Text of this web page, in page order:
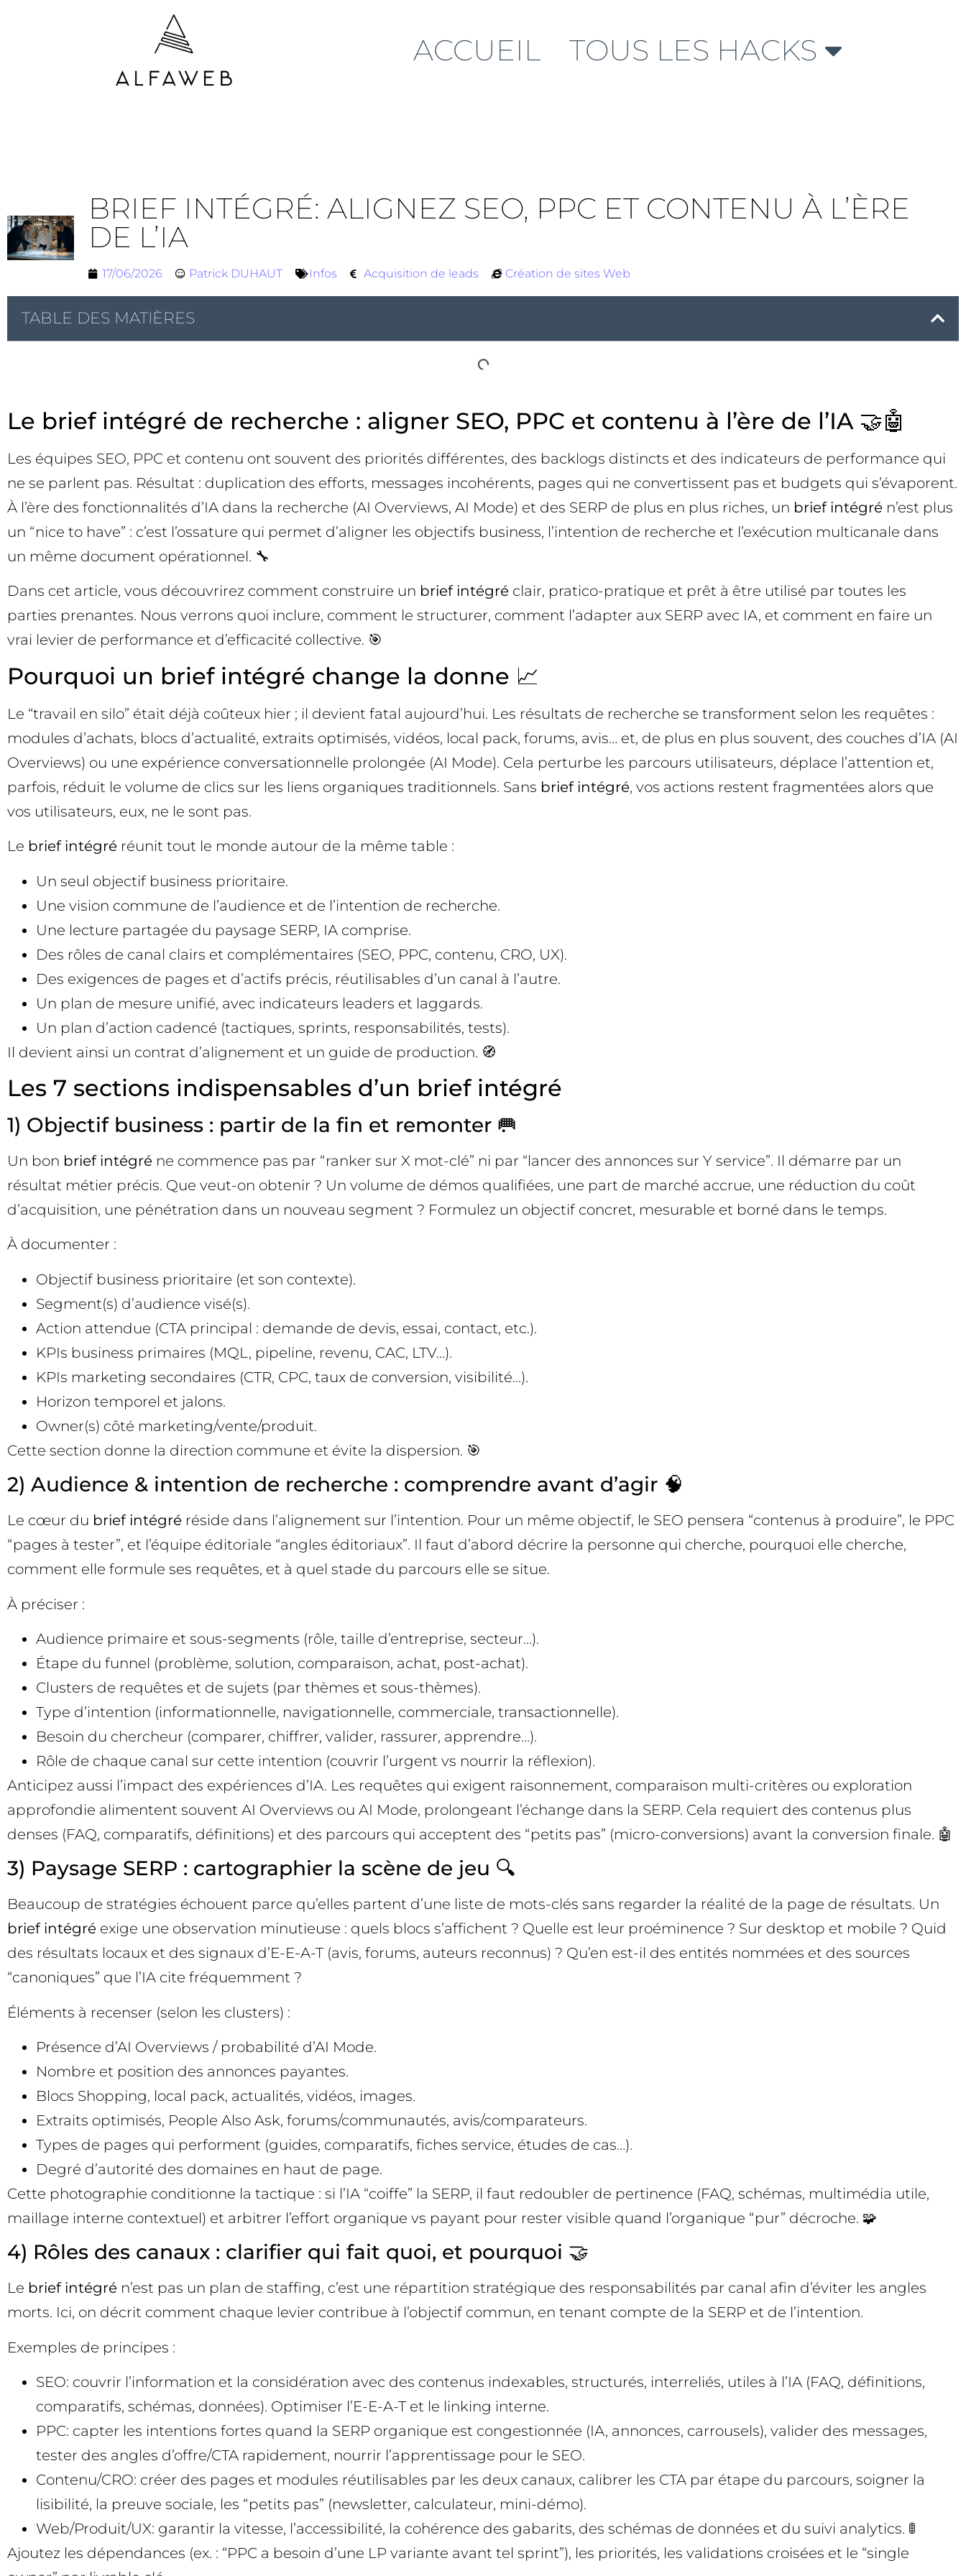
ACCUEIL TOUS LES HACKS
BRIEF INTÉGRÉ: ALIGNEZ SEO, PPC ET CONTENU À L’ÈRE
DE L’IA
17/06/2026 Patrick DUHAUT Infos Acquisition de leads Création de sites Web
TABLE DES MATIÈRES
Le brief intégré de recherche : aligner SEO, PPC et contenu à l’ère de l’IA 🤝🤖
Les équipes SEO, PPC et contenu ont souvent des priorités différentes, des backlogs distincts et des indicateurs de performance qui
ne se parlent pas. Résultat : duplication des efforts, messages incohérents, pages qui ne convertissent pas et budgets qui s’évaporent.
À l’ère des fonctionnalités d’IA dans la recherche (AI Overviews, AI Mode) et des SERP de plus en plus riches, un brief intégré n’est plus
un “nice to have” : c’est l’ossature qui permet d’aligner les objectifs business, l’intention de recherche et l’exécution multicanale dans
un même document opérationnel. 🔧
Dans cet article, vous découvrirez comment construire un brief intégré clair, pratico-pratique et prêt à être utilisé par toutes les
parties prenantes. Nous verrons quoi inclure, comment le structurer, comment l’adapter aux SERP avec IA, et comment en faire un
vrai levier de performance et d’efficacité collective. 🎯
Pourquoi un brief intégré change la donne 📈
Le “travail en silo” était déjà coûteux hier ; il devient fatal aujourd’hui. Les résultats de recherche se transforment selon les requêtes :
modules d’achats, blocs d’actualité, extraits optimisés, vidéos, local pack, forums, avis… et, de plus en plus souvent, des couches d’IA (AI
Overviews) ou une expérience conversationnelle prolongée (AI Mode). Cela perturbe les parcours utilisateurs, déplace l’attention et,
parfois, réduit le volume de clics sur les liens organiques traditionnels. Sans brief intégré, vos actions restent fragmentées alors que
vos utilisateurs, eux, ne le sont pas.
Le brief intégré réunit tout le monde autour de la même table :
Un seul objectif business prioritaire.
Une vision commune de l’audience et de l’intention de recherche.
Une lecture partagée du paysage SERP, IA comprise.
Des rôles de canal clairs et complémentaires (SEO, PPC, contenu, CRO, UX).
Des exigences de pages et d’actifs précis, réutilisables d’un canal à l’autre.
Un plan de mesure unifié, avec indicateurs leaders et laggards.
Un plan d’action cadencé (tactiques, sprints, responsabilités, tests).
Il devient ainsi un contrat d’alignement et un guide de production. 🧭
Les 7 sections indispensables d’un brief intégré
1) Objectif business : partir de la fin et remonter 🥅
Un bon brief intégré ne commence pas par “ranker sur X mot-clé” ni par “lancer des annonces sur Y service”. Il démarre par un
résultat métier précis. Que veut-on obtenir ? Un volume de démos qualifiées, une part de marché accrue, une réduction du coût
d’acquisition, une pénétration dans un nouveau segment ? Formulez un objectif concret, mesurable et borné dans le temps.
À documenter :
Objectif business prioritaire (et son contexte).
Segment(s) d’audience visé(s).
Action attendue (CTA principal : demande de devis, essai, contact, etc.).
KPIs business primaires (MQL, pipeline, revenu, CAC, LTV…).
KPIs marketing secondaires (CTR, CPC, taux de conversion, visibilité…).
Horizon temporel et jalons.
Owner(s) côté marketing/vente/produit.
Cette section donne la direction commune et évite la dispersion. 🎯
2) Audience & intention de recherche : comprendre avant d’agir 🧠
Le cœur du brief intégré réside dans l’alignement sur l’intention. Pour un même objectif, le SEO pensera “contenus à produire”, le PPC
“pages à tester”, et l’équipe éditoriale “angles éditoriaux”. Il faut d’abord décrire la personne qui cherche, pourquoi elle cherche,
comment elle formule ses requêtes, et à quel stade du parcours elle se situe.
À préciser :
Audience primaire et sous-segments (rôle, taille d’entreprise, secteur…).
Étape du funnel (problème, solution, comparaison, achat, post-achat).
Clusters de requêtes et de sujets (par thèmes et sous-thèmes).
Type d’intention (informationnelle, navigationnelle, commerciale, transactionnelle).
Besoin du chercheur (comparer, chiffrer, valider, rassurer, apprendre…).
Rôle de chaque canal sur cette intention (couvrir l’urgent vs nourrir la réflexion).
Anticipez aussi l’impact des expériences d’IA. Les requêtes qui exigent raisonnement, comparaison multi-critères ou exploration
approfondie alimentent souvent AI Overviews ou AI Mode, prolongeant l’échange dans la SERP. Cela requiert des contenus plus
denses (FAQ, comparatifs, définitions) et des parcours qui acceptent des “petits pas” (micro-conversions) avant la conversion finale. 🤖
3) Paysage SERP : cartographier la scène de jeu 🔍
Beaucoup de stratégies échouent parce qu’elles partent d’une liste de mots-clés sans regarder la réalité de la page de résultats. Un
brief intégré exige une observation minutieuse : quels blocs s’affichent ? Quelle est leur proéminence ? Sur desktop et mobile ? Quid
des résultats locaux et des signaux d’E-E-A-T (avis, forums, auteurs reconnus) ? Qu’en est-il des entités nommées et des sources
“canoniques” que l’IA cite fréquemment ?
Éléments à recenser (selon les clusters) :
Présence d’AI Overviews / probabilité d’AI Mode.
Nombre et position des annonces payantes.
Blocs Shopping, local pack, actualités, vidéos, images.
Extraits optimisés, People Also Ask, forums/communautés, avis/comparateurs.
Types de pages qui performent (guides, comparatifs, fiches service, études de cas…).
Degré d’autorité des domaines en haut de page.
Cette photographie conditionne la tactique : si l’IA “coiffe” la SERP, il faut redoubler de pertinence (FAQ, schémas, multimédia utile,
maillage interne contextuel) et arbitrer l’effort organique vs payant pour rester visible quand l’organique “pur” décroche. 🧩
4) Rôles des canaux : clarifier qui fait quoi, et pourquoi 🤝
Le brief intégré n’est pas un plan de staffing, c’est une répartition stratégique des responsabilités par canal afin d’éviter les angles
morts. Ici, on décrit comment chaque levier contribue à l’objectif commun, en tenant compte de la SERP et de l’intention.
Exemples de principes :
SEO: couvrir l’information et la considération avec des contenus indexables, structurés, interreliés, utiles à l’IA (FAQ, définitions,
comparatifs, schémas, données). Optimiser l’E-E-A-T et le linking interne.
PPC: capter les intentions fortes quand la SERP organique est congestionnée (IA, annonces, carrousels), valider des messages,
tester des angles d’offre/CTA rapidement, nourrir l’apprentissage pour le SEO.
Contenu/CRO: créer des pages et modules réutilisables par les deux canaux, calibrer les CTA par étape du parcours, soigner la
lisibilité, la preuve sociale, les “petits pas” (newsletter, calculateur, mini-démo).
Web/Produit/UX: garantir la vitesse, l’accessibilité, la cohérence des gabarits, des schémas de données et du suivi analytics. 🚦
Ajoutez les dépendances (ex. : “PPC a besoin d’une LP variante avant tel sprint”), les priorités, les validations croisées et le “single